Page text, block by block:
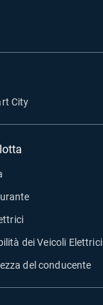
in una nuova finestra
City
dei Veicoli Elettrici
del conducente